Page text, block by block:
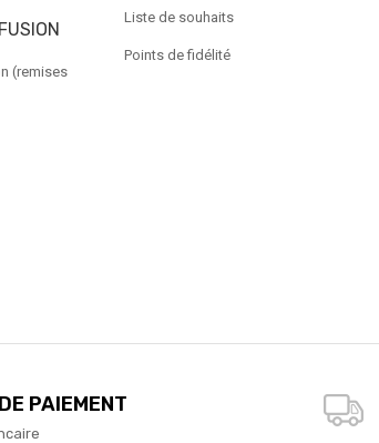
(remises
Liste de souhaits
Points de fidélité
PAIEMENT